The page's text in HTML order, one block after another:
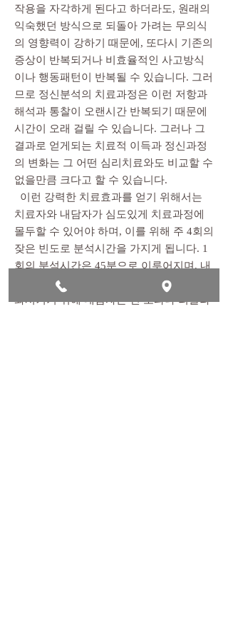
작용을 자각하게 된다고 하더라도, 원래의
익숙했던 방식으로 되돌아 가려는 무의식
의 영향력이 강하기 때문에, 또다시 기존의
증상이 반복되거나 비효율적인 사고방식
이나 행동패턴이 반복될 수 있습니다. 그러
므로 정신분석의 치료과정은 이런 저항과
해석과 통찰이 오랜시간 반복되기 때문에
시간이 오래 걸릴 수 있습니다. 그러나 그
결과로 얻게되는 치료적 이득과 정신과정
의 변화는 그 어떤 심리치료와도 비교할 수
없을만큼 크다고 할 수 있습니다.
이런 강력한 치료효과를 얻기 위해서는
치료자와 내담자가 심도있게 치료과정에
몰두할 수 있어야 하며, 이를 위해 주 4회의
잦은 빈도로 분석시간을 가지게 됩니다. 1
회의 분석시간은 45분으로 이루어지며, 내
담자의 자유연상과 치료자의 집중을 극대
화시키기 위해 내담자는 긴 소파나 리클라